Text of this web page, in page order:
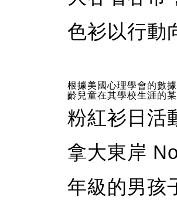
色衫以行動
根據美國心理學會的數
齡兒童在其學校生涯的
粉紅衫日活
拿大東岸
年級的男孩